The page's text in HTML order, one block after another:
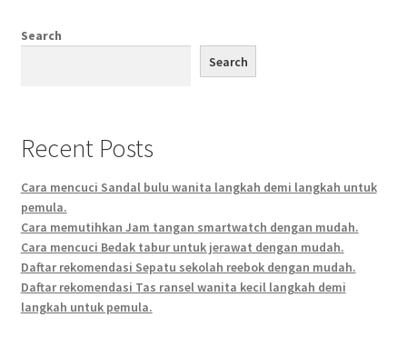
Search
Search
Recent Posts
Cara mencuci Sandal bulu wanita langkah demi langkah untuk
pemula.
Cara memutihkan Jam tangan smartwatch dengan mudah.
Cara mencuci Bedak tabur untuk jerawat dengan mudah.
Daftar rekomendasi Sepatu sekolah reebok dengan mudah.
Daftar rekomendasi Tas ransel wanita kecil langkah demi
langkah untuk pemula.